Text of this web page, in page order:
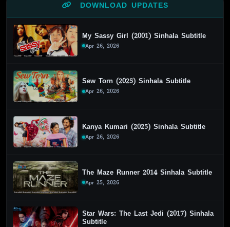
DOWNLOAD UPDATES
My Sassy Girl (2001) Sinhala Subtitle
Apr 26, 2026
Sew Torn (2025) Sinhala Subtitle
Apr 26, 2026
Kanya Kumari (2025) Sinhala Subtitle
Apr 26, 2026
The Maze Runner 2014 Sinhala Subtitle
Apr 25, 2026
Star Wars: The Last Jedi (2017) Sinhala
Subtitle